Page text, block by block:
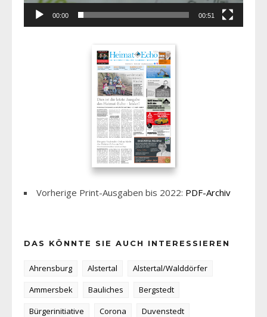
00:00 00:51
Vorherige Print-Ausgaben bis 2022: PDF-Archiv
DAS KÖNNTE SIE AUCH INTERESSIEREN
Ahrensburg Alstertal
Alstertal/Walddörfer
Ammersbek
Bauliches
Bergstedt
Bürgerinitiative
Corona
Duvenstedt